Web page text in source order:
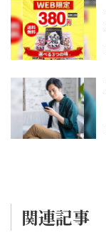
関連記事